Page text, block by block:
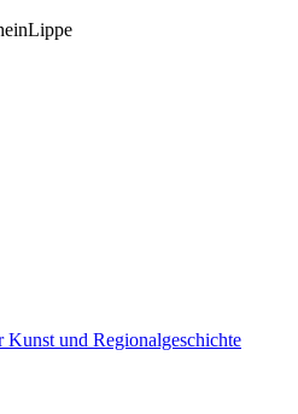
und Regionalgeschichte